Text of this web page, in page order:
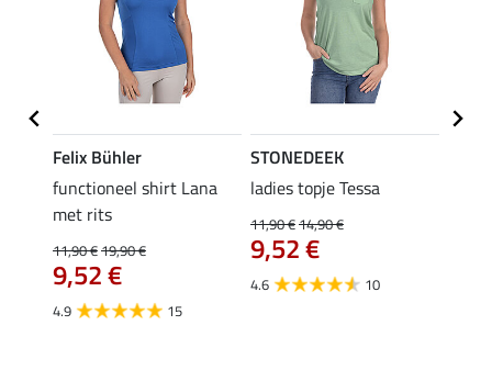
Felix Bühler
functioneel shirt Lana
met rits
11,90 €19,90 €
9,52 €
4.9 15
STONEDEEK
ladies topje Tessa
11,90 €14,90 €
9,52 €
4.6 10